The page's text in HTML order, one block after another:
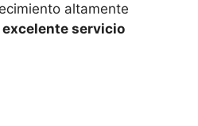
altamente
excelente servicio